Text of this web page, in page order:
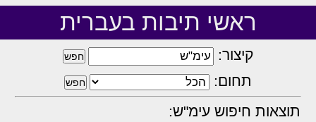
ראשי תיבות בעברית
קיצור:
תחום:
תוצאות חיפוש עימ"ש: